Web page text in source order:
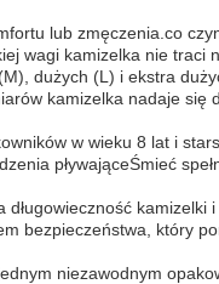
lub zmęczenia.co
wagi kamizelka nie traci
dużych (L) i ekstra
kamizelka nadaje
w wieku 8 lat i
pływająceŚmieć
kamizelki
bezpieczeństwa, który
niezawodnym